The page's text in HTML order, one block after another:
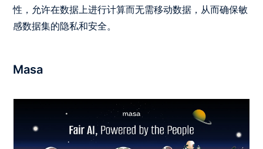
性，允许在数据上进行计算而无需移动数据，从而确保敏
感数据集的隐私和安全。
Masa